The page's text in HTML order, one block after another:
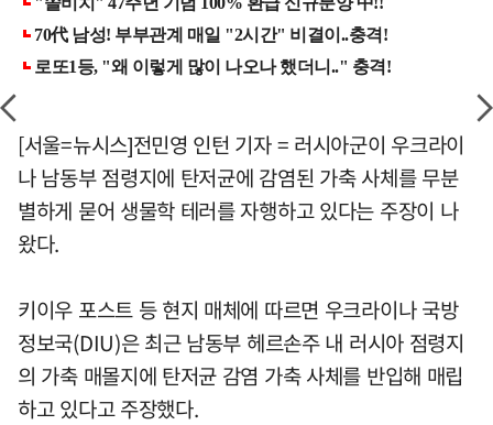
[서울=뉴시스]전민영 인턴 기자 = 러시아군이 우크라이
나 남동부 점령지에 탄저균에 감염된 가축 사체를 무분
별하게 묻어 생물학 테러를 자행하고 있다는 주장이 나
왔다.
키이우 포스트 등 현지 매체에 따르면 우크라이나 국방
정보국(DIU)은 최근 남동부 헤르손주 내 러시아 점령지
의 가축 매몰지에 탄저균 감염 가축 사체를 반입해 매립
하고 있다고 주장했다.